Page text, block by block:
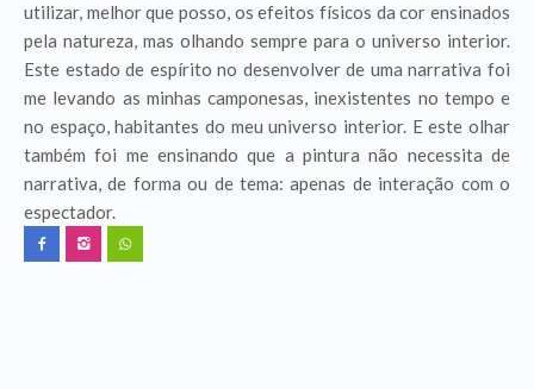
utilizar, melhor que posso, os efeitos físicos da cor ensinados
pela natureza, mas olhando sempre para o universo interior.
Este estado de espírito no desenvolver de uma narrativa foi
me levando as minhas camponesas, inexistentes no tempo e
no espaço, habitantes do meu universo interior. E este olhar
também foi me ensinando que a pintura não necessita de
narrativa, de forma ou de tema: apenas de interação com o
espectador.